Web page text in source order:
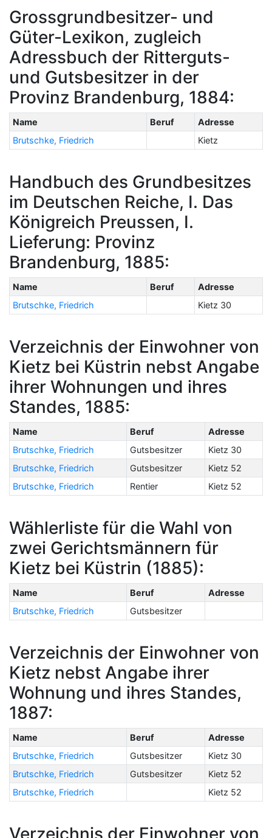
Grossgrundbesitzer- und
Güter-Lexikon, zugleich
Adressbuch der Ritterguts-
und Gutsbesitzer in der
Provinz Brandenburg, 1884:
Name Beruf
Adresse
Brutschke, Friedrich
Kietz
Handbuch des Grundbesitzes
im Deutschen Reiche, I. Das
Königreich Preussen, I.
Lieferung: Provinz
Brandenburg, 1885:
Name Beruf
Adresse
Brutschke, Friedrich
Kietz 30
Verzeichnis der Einwohner von
Kietz bei Küstrin nebst Angabe
ihrer Wohnungen und ihres
Standes, 1885:
Name Beruf
Adresse
Brutschke, Friedrich
Gutsbesitzer
Kietz 30
Brutschke, Friedrich
Gutsbesitzer
Kietz 52
Brutschke, Friedrich
Rentier Kietz 52
Wählerliste für die Wahl von
zwei Gerichtsmännern für
Kietz bei Küstrin (1885):
Name Beruf
Adresse
Brutschke, Friedrich
Gutsbesitzer
Verzeichnis der Einwohner von
Kietz nebst Angabe ihrer
Wohnung und ihres Standes,
1887:
Name Beruf
Adresse
Brutschke, Friedrich
Gutsbesitzer
Kietz 30
Brutschke, Friedrich
Gutsbesitzer
Kietz 52
Brutschke, Friedrich
Kietz 52
Verzeichnis der Einwohner von